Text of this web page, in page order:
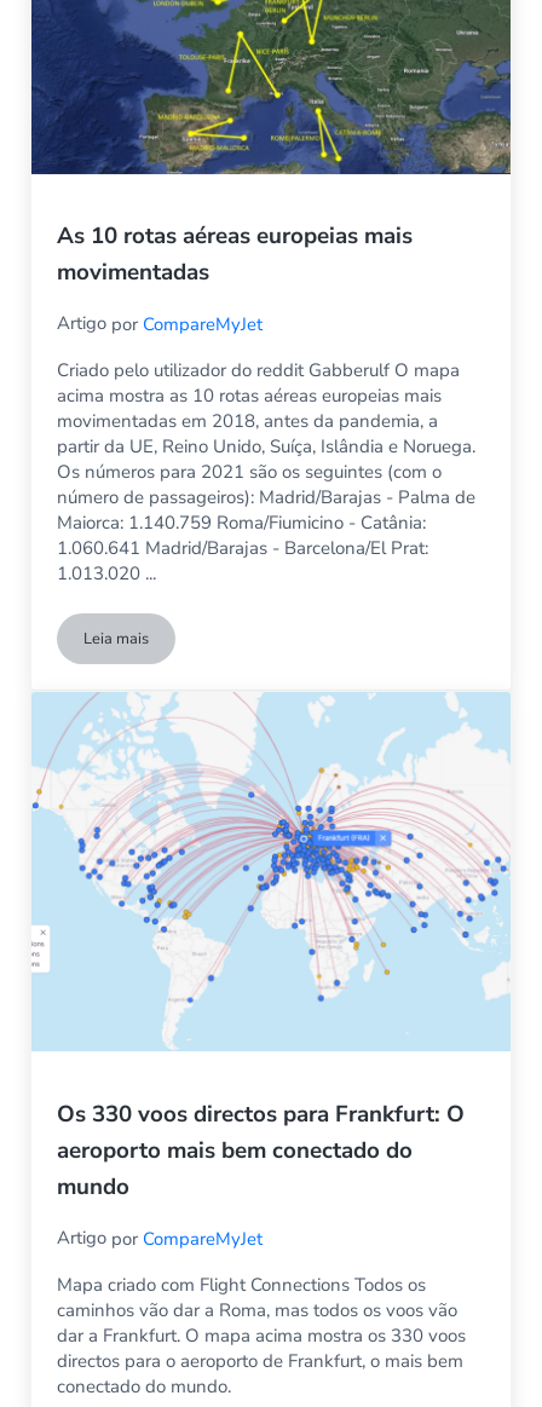
As 10 rotas aéreas europeias mais
movimentadas
Artigo por CompareMyJet
Criado pelo utilizador do reddit Gabberulf O mapa
acima mostra as 10 rotas aéreas europeias mais
movimentadas em 2018, antes da pandemia, a
partir da UE, Reino Unido, Suíça, Islândia e Noruega.
Os números para 2021 são os seguintes (com o
número de passageiros): Madrid/Barajas - Palma de
Maiorca: 1.140.759 Roma/Fiumicino - Catânia:
1.060.641 Madrid/Barajas - Barcelona/El Prat:
1.013.020 ...
Leia maisAs 10 rotas aéreas europeias mais movimentadas
Os 330 voos directos para Frankfurt: O
aeroporto mais bem conectado do
mundo
Artigo por CompareMyJet
Mapa criado com Flight Connections Todos os
caminhos vão dar a Roma, mas todos os voos vão
dar a Frankfurt. O mapa acima mostra os 330 voos
directos para o aeroporto de Frankfurt, o mais bem
conectado do mundo.